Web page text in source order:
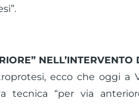
NELL’INTERVENTO
ecco che oggi a
tecnica “per via